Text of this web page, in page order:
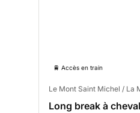
🚆 Accès en train
Le Mont Saint Michel / La
Long break à